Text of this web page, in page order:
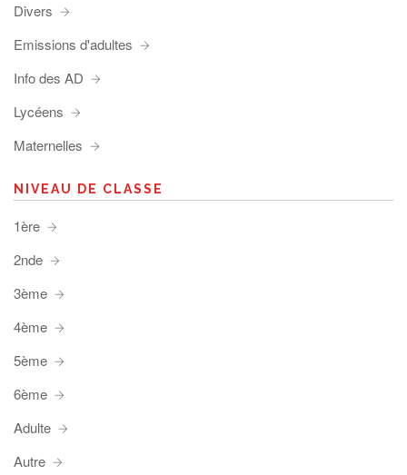
Divers
Emissions d'adultes
Info des AD
Lycéens
Maternelles
NIVEAU DE CLASSE
1ère
2nde
3ème
4ème
5ème
6ème
Adulte
Autre